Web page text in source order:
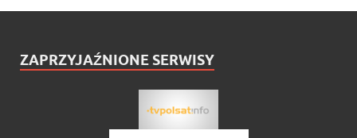
ZAPRZYJAŹNIONE SERWISY